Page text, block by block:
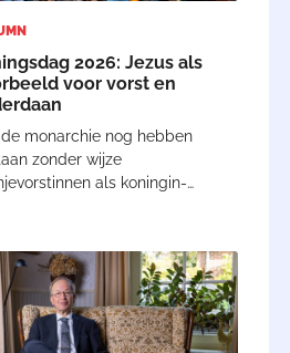
2026: Jezus als
voor vorst en
monarchie nog hebben
zonder wijze
als koningin-
mede dankzij deze vrouwen
vandaag Koningsdag vieren.
(Willem I, II en III)